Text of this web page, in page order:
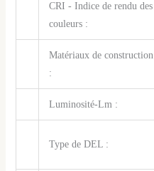
CRI - Indice de rendu des
couleurs :
Matériaux de construction
:
Luminosité-Lm :
Type de DEL :